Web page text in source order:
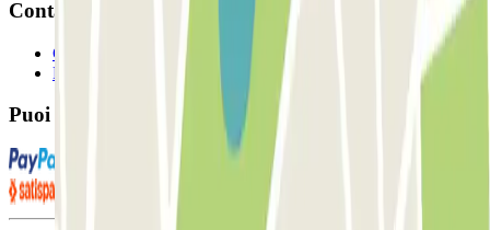
Contatto
Contattaci
FAQ
Puoi utilizzare questi metodi di pagamento: